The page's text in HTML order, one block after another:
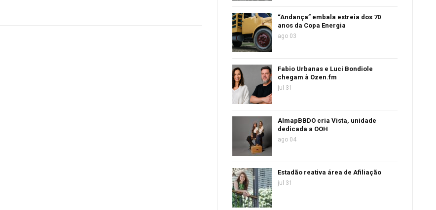
“Andança” embala estreia dos 70
anos da Copa Energia
ago 03
Fabio Urbanas e Luci Bondiole
chegam à Ozen.fm
jul 31
AlmapBBDO cria Vista, unidade
dedicada a OOH
ago 04
Estadão reativa área de Afiliação
jul 31